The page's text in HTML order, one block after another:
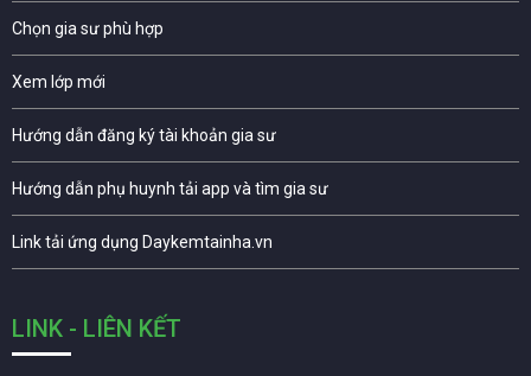
Chọn gia sư phù hợp
Xem lớp mới
Hướng dẫn đăng ký tài khoản gia sư
Hướng dẫn phụ huynh tải app và tìm gia sư
Link tải ứng dụng Daykemtainha.vn
LINK - LIÊN KẾT